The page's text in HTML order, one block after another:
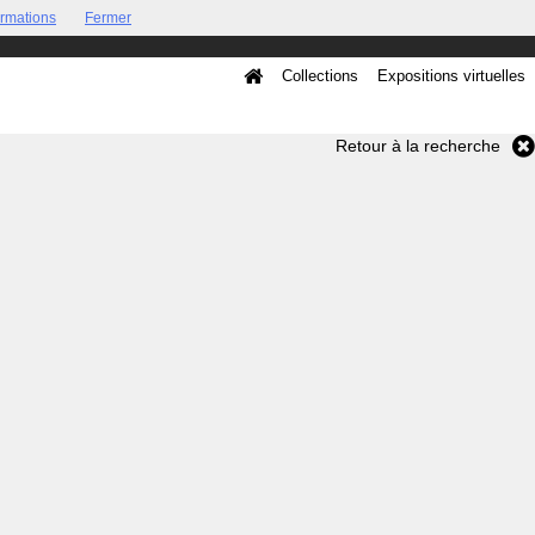
Fermer
Collections Expositions virtuelles
Retour à la recherche